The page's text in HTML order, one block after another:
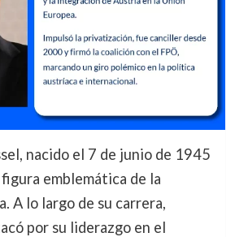
nacido el 7 de junio de 1945
emblemática de la
A lo largo de su carrera,
por su liderazgo en el